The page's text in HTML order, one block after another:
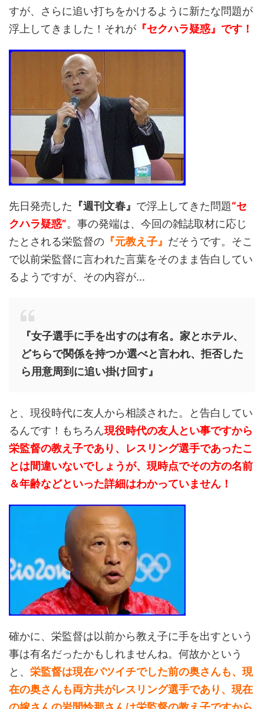
すが、さらに追い打ちをかけるように新たな問題が
浮上してきました！それが 『セクハラ疑惑』です！
先日発売した 『週刊文春』 で浮上してきた問題“セ
クハラ疑惑”。事の発端は、今回の雑誌取材に応じ
たとされる栄監督の 『元教え子』 だそうです。そこ
で以前栄監督に言われた言葉をそのまま告白してい
るようですが、その内容が...
『女子選手に手を出すのは有名。家とホテル、
どちらで関係を持つか選べと言われ、拒否した
ら用意周到に追い掛け回す』
と、現役時代に友人から相談された。と告白してい
るんです！もちろん現役時代の友人とい事ですから
栄監督の教え子であり、レスリング選手であったこ
とは間違いないでしょうが、現時点でその方の名前
＆年齢などといった詳細はわかっていません！
確かに、栄監督は以前から教え子に手を出すという
事は有名だったかもしれませんね。何故かという
と、 栄監督は現在バツイチでした前の奥さんも、現
在の奥さんも両方共がレスリング選手であり、現在